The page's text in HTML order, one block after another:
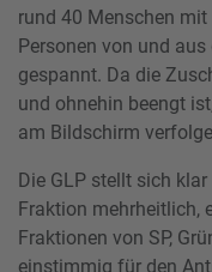
rund 40 Menschen mit
Personen von und
gespannt. Da die
und ohnehin beengt
am Bildschirm
Die GLP stellt sich
Fraktion mehrheitlich,
Fraktionen von SP,
einstimmig für den